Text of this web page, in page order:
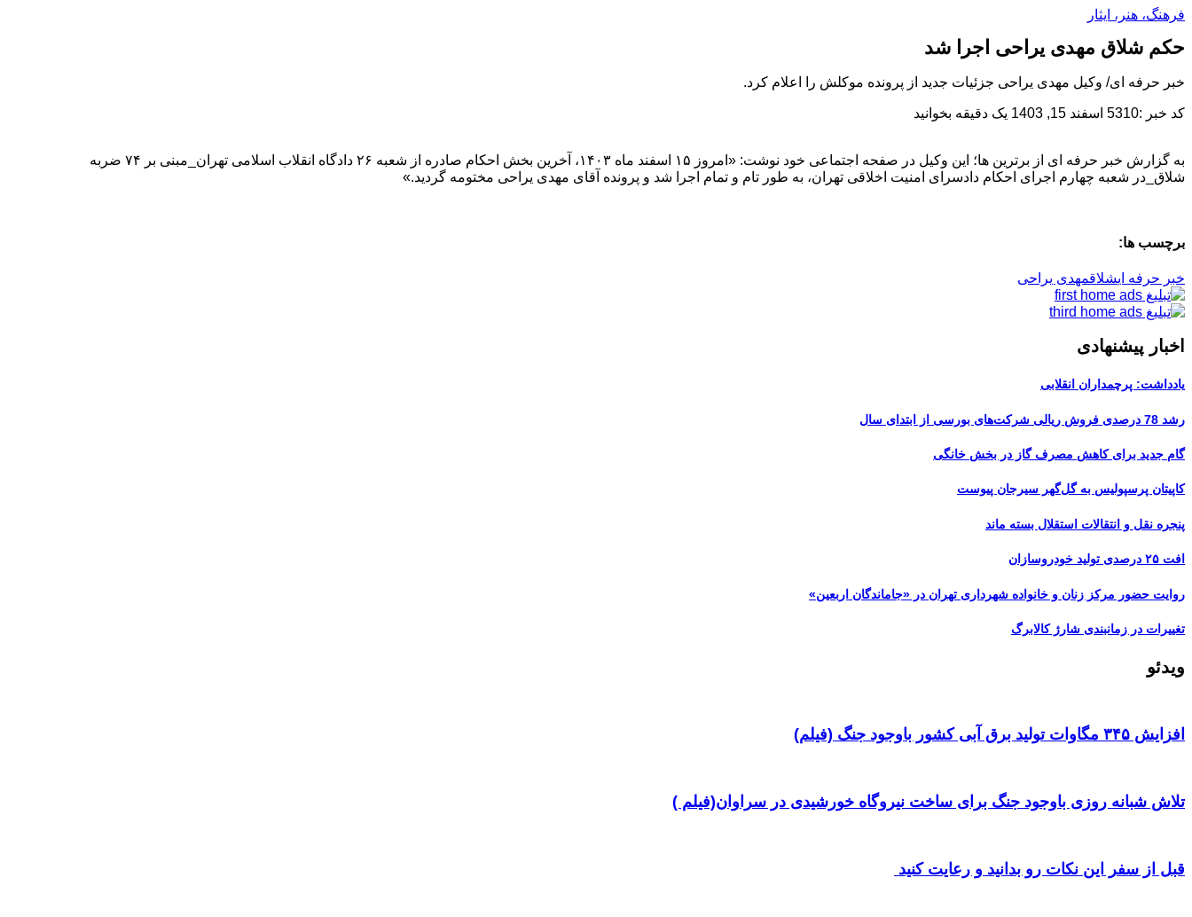
فرهنگ، هنر، ایثار
حکم شلاق مهدی یراحی اجرا شد
خبر حرفه ای/ وکیل مهدی یراحی جزئیات جدید از پرونده موکلش را اعلام کرد.
کد خبر :5310 اسفند 15, 1403 یک دقیقه بخوانید
به گزارش خبر حرفه ای از برترین ها؛ این وکیل در صفحه اجتماعی خود نوشت: «امروز ۱۵ اسفند ماه ۱۴۰۳، آخرین بخش احکام صادره از شعبه ۲۶ دادگاه انقلاب اسلامی تهران_مبنی بر ۷۴ ضربه
شلاق_در شعبه چهارم اجرای احکام دادسرای امنیت اخلاقی تهران، به طور تام و تمام اجرا شد و پرونده آقای مهدی یراحی مختومه گردید.»
برچسب ها:
خبر حرفه ایشلاقمهدی یراحی
اخبار پیشنهادی
یادداشت: پرچمداران انقلابی
رشد 78 درصدی فروش ریالی شرکت‌های بورسی از ابتدای سال
گام جدید برای کاهش مصرف گاز در بخش خانگی
کاپیتان پرسپولیس به گل‌گهر سیرجان پیوست
پنجره‌ نقل و انتقالات استقلال بسته ماند
افت ۲۵ درصدی تولید خودروسازان
روایت حضور مرکز زنان و خانواده شهرداری تهران در «جاماندگان اربعین»
تغییرات در زمانبندی‌ شارژ کالابرگ
ویدئو
افزایش ۳۴۵ مگاوات تولید برق آبی کشور باوجود جنگ (فیلم)
تلاش شبانه روزی باوجود جنگ برای ساخت نیروگاه خورشیدی در سراوان(فیلم )
قبل از سفر این نکات رو بدانید و رعایت کنید ‌